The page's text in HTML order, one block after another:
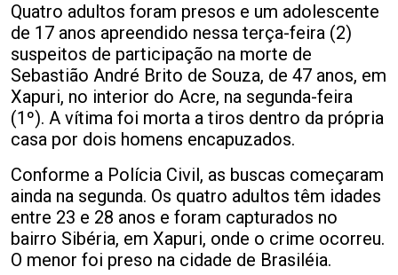
Quatro adultos foram presos e um adolescente
de 17 anos apreendido nessa terça-feira (2)
suspeitos de participação na morte de
Sebastião André Brito de Souza, de 47 anos, em
Xapuri, no interior do Acre, na segunda-feira
(1º). A vítima foi morta a tiros dentro da própria
casa por dois homens encapuzados.
Conforme a Polícia Civil, as buscas começaram
ainda na segunda. Os quatro adultos têm idades
entre 23 e 28 anos e foram capturados no
bairro Sibéria, em Xapuri, onde o crime ocorreu.
O menor foi preso na cidade de Brasiléia.